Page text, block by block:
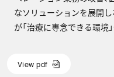
なソリューションを展開
が「治療に専念できる環境
View pdf